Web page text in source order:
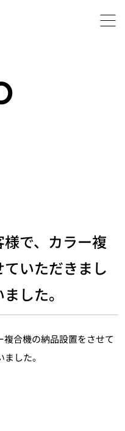
で、カラー複
いただきまし
した。
合機の納品設置をさせて
した。